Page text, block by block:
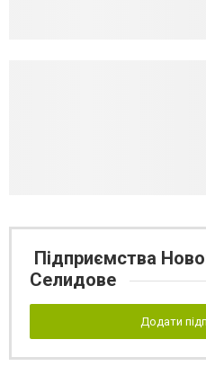
Підприємства
Селидове
Додати